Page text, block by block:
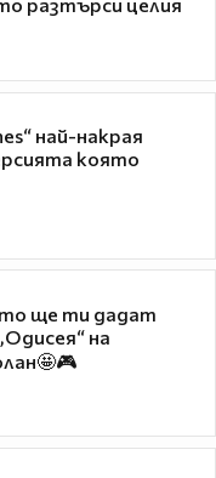
най-накрая
която
ще ти дадат
на